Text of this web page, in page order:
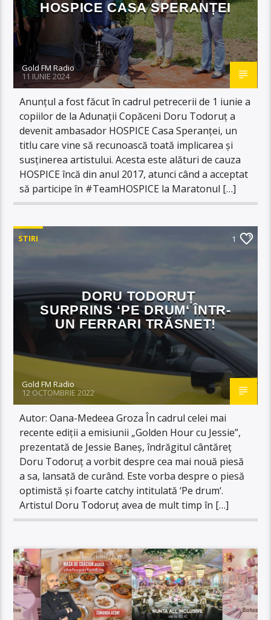
HOSPICE CASA SPERANȚEI
Gold FM Radio
11 IUNIE 2024
Anunțul a fost făcut în cadrul petrecerii de 1 iunie a
copiilor de la Adunații Copăceni Doru Todoruț a
devenit ambasador HOSPICE Casa Speranței, un
titlu care vine să recunoască toată implicarea și
susținerea artistului. Acesta este alături de cauza
HOSPICE încă din anul 2017, atunci când a acceptat
să participe în #TeamHOSPICE la Maratonul […]
STIRI 1
DORU TODORUȚ
SURPRINS ‘PE DRUM‘ ÎNTR-
UN FERRARI TRĂSNET!
Gold FM Radio
12 OCTOMBRIE 2022
Autor: Oana-Medeea Groza În cadrul celei mai
recente ediții a emisiunii „Golden Hour cu Jessie”,
prezentată de Jessie Baneș, îndrăgitul cântăreț
Doru Todoruț a vorbit despre cea mai nouă piesă
a sa, lansată de curând. Este vorba despre o piesă
optimistă și foarte catchy intitulată ‘Pe drum‘.
Artistul Doru Todoruț avea de mult timp în […]